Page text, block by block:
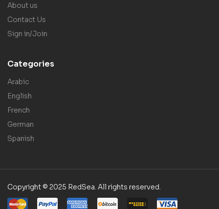
About us
Contact Us
Sign in/Join
Categories
Arabic
English
French
German
Spanish
Copyright © 2025 RedSea. All rights reserved.